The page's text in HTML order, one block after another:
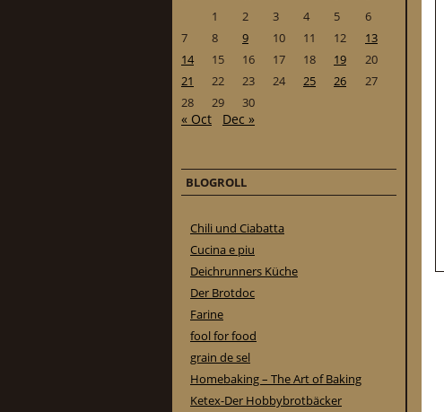
1
2 3 4 5
6
7
8 9 10 11 12
13
14
15 16 17 18 19
20
21
22 23 24 25 26
27
28
29 30
« Oct Dec »
BLOGROLL
Chili und Ciabatta
Cucina e piu
Deichrunners Küche
Der Brotdoc
Farine
fool for food
grain de sel
Homebaking – The Art of Baking
Ketex-Der Hobbybrotbäcker